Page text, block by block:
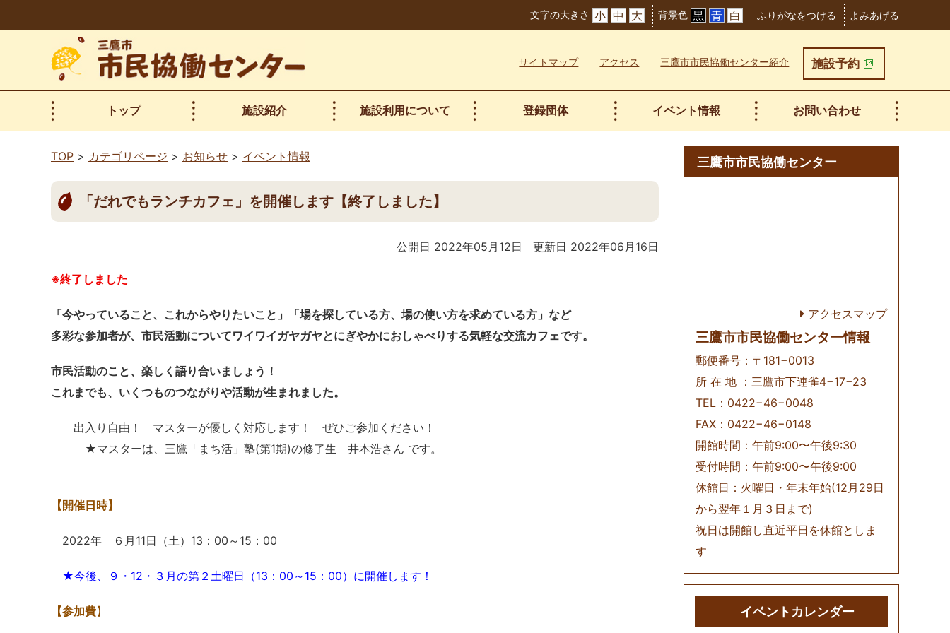
文
へ
移
動
文字の大きさ 小 中 大 背景色 黒 青 白 ふりがなをつける よみあげる
サイトマップ アクセス 三鷹市市民協働センター紹介 施設予約
トップ 施設紹介 施設利用について 登録団体 イベント情報 お問い合わせ
TOP カテゴリページ お知らせ イベント情報
「だれでもランチカフェ」を開催します【終了しました】
公開日 2022年05月12日 更新日 2022年06月16日
※終了しました
「今やっていること、これからやりたいこと」「場を探している方、場の使い方を求めている方」など
多彩な参加者が、市民活動についてワイワイガヤガヤとにぎやかにおしゃべりする気軽な交流カフェです。
市民活動のこと、楽しく語り合いましょう！
これまでも、いくつものつながりや活動が生まれました。
出入り自由！ マスターが優しく対応します！ ぜひご参加ください！
★マスターは、三鷹「まち活」塾(第1期)の修了生 井本浩さん です。
【開催日時】
2022年 ６月11日（土）13：00～15：00
★今後、９・12・３月の第２土曜日（13：00～15：00）に開催します！
【参加費】
三鷹市市民協働センター
アクセスマップ
三鷹市市民協働センター情報
郵便番号：〒181−0013
所 在 地 ：三鷹市下連雀4−17−23
TEL：0422−46−0048
FAX：0422−46−0148
開館時間：午前9:00〜午後9:30
受付時間：午前9:00〜午後9:00
休館日：火曜日・年末年始(12月29日
から翌年１月３日まで)
祝日は開館し直近平日を休館としま
す
イベントカレンダー